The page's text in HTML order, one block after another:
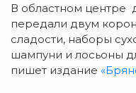
В областном центре
передали двум
сладости, наборы
шампуни и лосьоны
пишет издание